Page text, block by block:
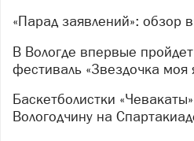
«Парад заявлений»: обзор
В Вологде впервые пройдет Фокинский
фестиваль «Звездочка моя
Баскетболистки «Чевакаты» представят
Вологодчину на